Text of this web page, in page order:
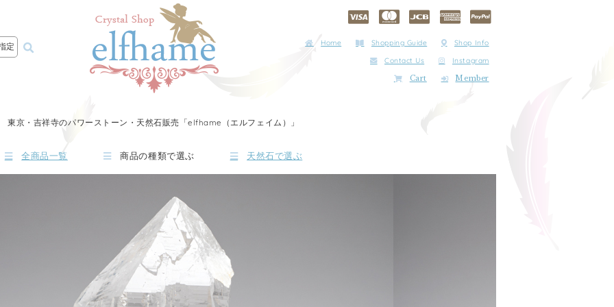
定 Home Shopping Guide
Shop Info
Contact Us
Instagram
Cart
Member
東京・吉祥寺のパワーストーン・天然石販売「elfhame（エルフェイム）」
全商品一覧 商品の種類で選ぶ 天然石で選ぶ